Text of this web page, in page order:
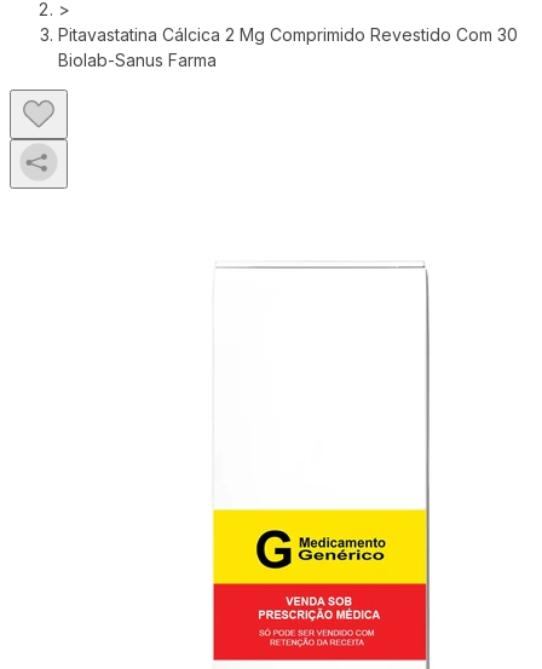
>
Pitavastatina Cálcica 2 Mg Comprimido Revestido Com 30
Biolab-Sanus Farma